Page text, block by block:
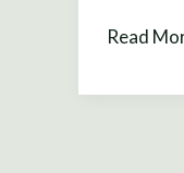
Read